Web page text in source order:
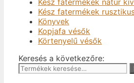
Kész fatermékek
Könyvek
Kopjafa vésők
Körtenyelű vésők
Keresés a következőre: